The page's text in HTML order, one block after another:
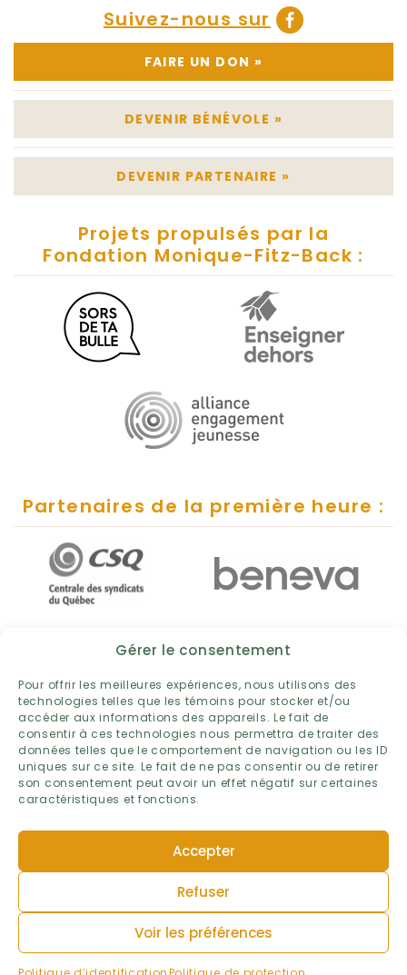
Gérer le consentement
Pour offrir les meilleures expériences, nous utilisons des
technologies telles que les témoins pour stocker et/ou
accéder aux informations des appareils. Le fait de
consentir à ces technologies nous permettra de traiter des
données telles que le comportement de navigation ou les ID
uniques sur ce site. Le fait de ne pas consentir ou de retirer
son consentement peut avoir un effet négatif sur certaines
caractéristiques et fonctions.
Accepter
Refuser
Voir les préférences
Suivez-nous sur
FAIRE UN DON »
DEVENIR BÉNÉVOLE »
DEVENIR PARTENAIRE »
Projets propulsés par la
Fondation Monique-Fitz-Back :
Partenaires de la première heure :
TERMES ET CONDITIONS
POLITIQUE DE TÉMOINS
PLAN DU SITE
© FONDATION MONIQUE-FITZ-BACK.
TOUS DROITS RÉSERVÉS.
RÉALISATION : SALTO